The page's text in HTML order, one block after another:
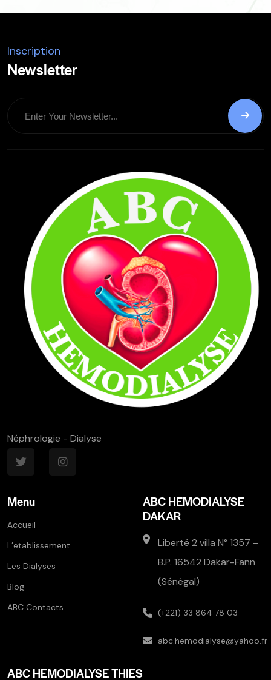
Inscription
Newsletter
Néphrologie - Dialyse
Menu
Accueil
L’etablissement
Les Dialyses
Blog
ABC Contacts
ABC HEMODIALYSE
DAKAR
Liberté 2 villa N° 1357 –
B.P. 16542 Dakar-Fann
(Sénégal)
(+221) 33 864 78 03
abc.hemodialyse@yahoo.fr
ABC HEMODIALYSE THIES